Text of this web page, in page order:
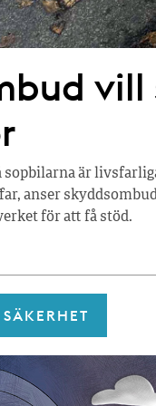
sopbilarna är
anser
för att få stöd.